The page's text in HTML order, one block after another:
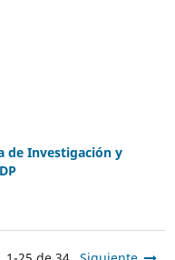
de Investigación y